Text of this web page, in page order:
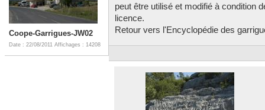
Coope-Garrigues-JW02
Date : 22/08/2011 Affichages : 14208
peut être utilisé et modifié à condition
licence.
Retour vers l'Encyclopédie des